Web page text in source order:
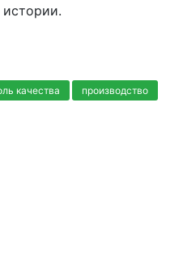
качества производство